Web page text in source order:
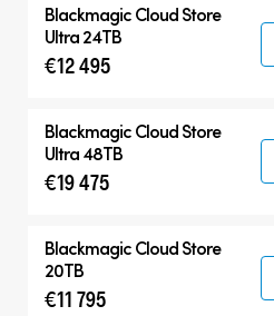
Blackmagic Cloud Store
Ultra 24TB
€12 495
Blackmagic Cloud Store
Ultra 48TB
€19 475
Blackmagic Cloud Store
20TB
€11 795